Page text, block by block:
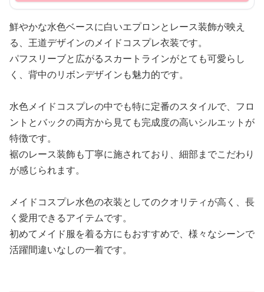
鮮やかな水色ベースに白いエプロンとレース装飾が映え
る、王道デザインのメイドコスプレ衣装です。
パフスリーブと広がるスカートラインがとても可愛らし
く、背中のリボンデザインも魅力的です。
水色メイドコスプレの中でも特に定番のスタイルで、フロ
ントとバックの両方から見ても完成度の高いシルエットが
特徴です。
裾のレース装飾も丁寧に施されており、細部までこだわり
が感じられます。
メイドコスプレ水色の衣装としてのクオリティが高く、長
く愛用できるアイテムです。
初めてメイド服を着る方にもおすすめで、様々なシーンで
活躍間違いなしの一着です。